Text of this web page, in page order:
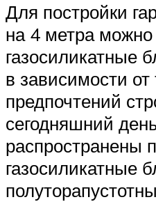
Для постройки
на 4 метра можно
газосиликатные
в зависимости
предпочтений
сегодняшний
распространены
газосиликатные